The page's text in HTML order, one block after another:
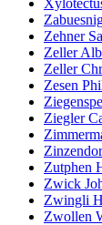
Zehner
Zeller
Zeller
Zesen
Ziegler
Zutphen
Zwick
Zwingli
Zwollen